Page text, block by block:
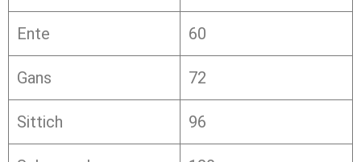
Ente 60
Gans 72
Sittich 96